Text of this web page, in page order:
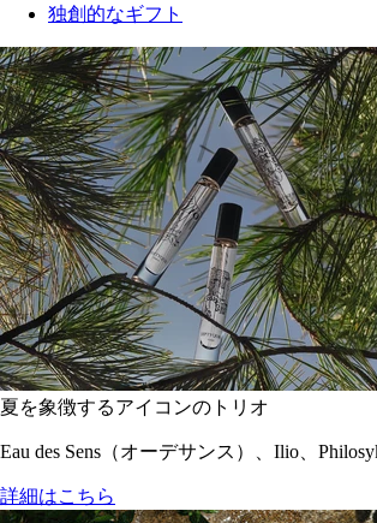
独創的なギフト
夏を象徴するアイコンのトリオ
Eau des Sens（オーデサンス）、Ilio、
詳細はこちら